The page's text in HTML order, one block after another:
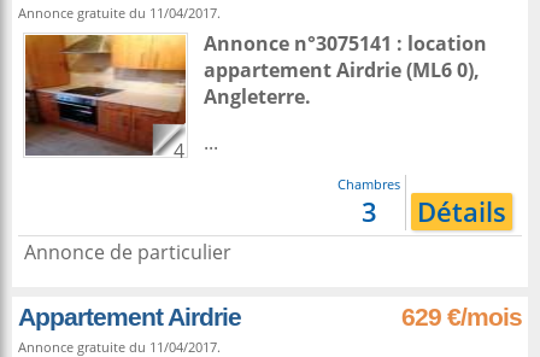
Annonce gratuite du 11/04/2017.
4
Annonce n°3075141 : location
appartementAirdrie(ML6 0),
Angleterre.
...
Chambres
3 Détails
Annonce de particulier
Appartement Airdrie 629 €/mois
Annonce gratuite du 11/04/2017.